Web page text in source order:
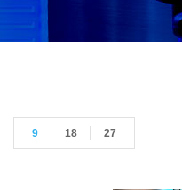
9 18 27